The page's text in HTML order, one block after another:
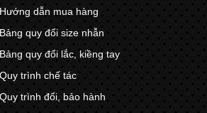
Hướng dẫn mua hàng
Bảng quy đổi size nhẫn
Bảng quy đổi lắc, kiềng tay
Quy trình chế tác
Quy trình đổi, bảo hành